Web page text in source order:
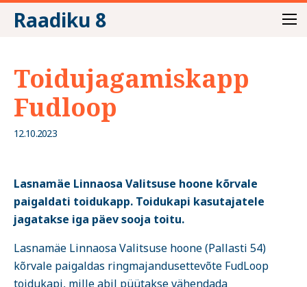
Raadiku 8
Toidujagamiskapp
Fudloop
12.10.2023
Lasnamäe Linnaosa Valitsuse hoone kõrvale
paigaldati toidukapp. Toidukapi kasutajatele
jagatakse iga päev sooja toitu.
Lasnamäe Linnaosa Valitsuse hoone (Pallasti 54)
kõrvale paigaldas ringmajandusettevõte FudLoop
toidukapi, mille abil püütakse vähendada